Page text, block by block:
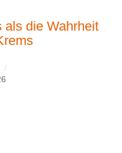
als die Wahrheit